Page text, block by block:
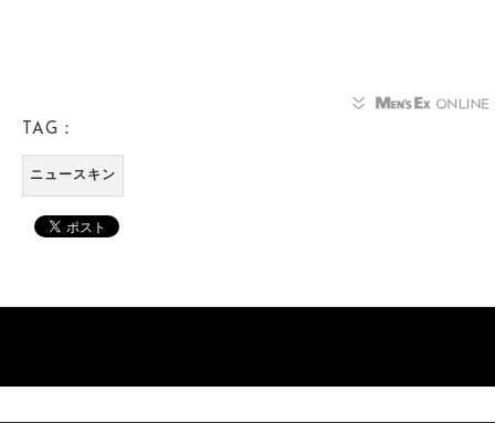
TAG：
ニュースキン